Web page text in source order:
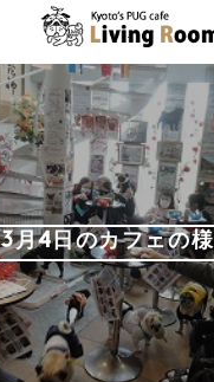
3月4日のカフェの